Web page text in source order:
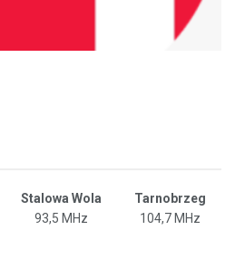
Stalowa Wola
Tarnobrzeg
93,5 MHz 104,7 MHz